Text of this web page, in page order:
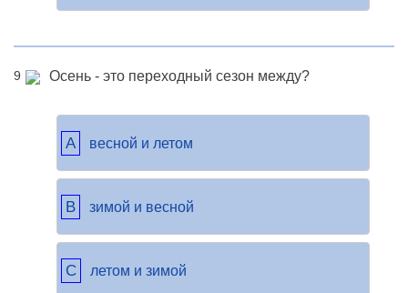
9 Осень - это переходный сезон между?
A весной и летом
B зимой и весной
C летом и зимой